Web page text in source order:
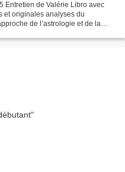
Entretien de Valérie Libro avec
et originales analyses du
de l’astrologie et de la